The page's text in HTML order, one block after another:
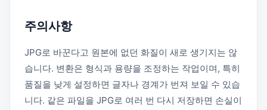
주의사항
JPG로 바꾼다고 원본에 없던 화질이 새로 생기지는 않
습니다. 변환은 형식과 용량을 조정하는 작업이며, 특히
품질을 낮게 설정하면 글자나 경계가 번져 보일 수 있습
니다. 같은 파일을 JPG로 여러 번 다시 저장하면 손실이